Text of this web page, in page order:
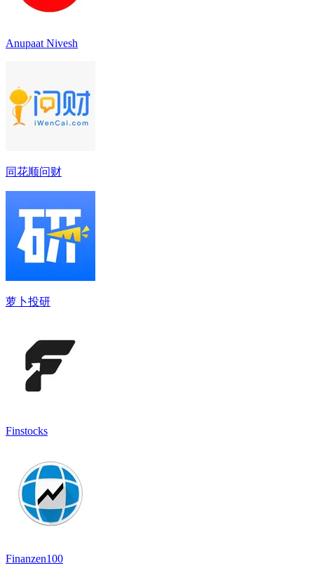
Anupaat Nivesh
同花顺问财
萝卜投研
Finstocks
Finanzen100